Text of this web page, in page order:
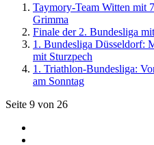
Taymory-Team Witten mit
Grimma
Finale der 2. Bundesliga
1. Bundesliga Düsseldorf:
mit Sturzpech
1. Triathlon-Bundesliga:
am Sonntag
Seite 9 von 26